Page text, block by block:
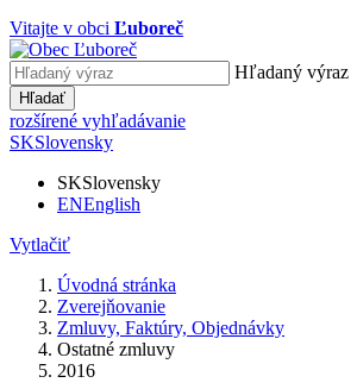
Vitajte v obci Ľuboreč
Hľadaný výraz
Hľadať
rozšírené vyhľadávanie
SKSlovensky
SKSlovensky
ENEnglish
Vytlačiť
Úvodná stránka
Zverejňovanie
Zmluvy, Faktúry, Objednávky
Ostatné zmluvy
2016